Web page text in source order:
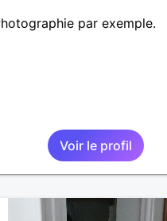
par exemple.
Voir le profil